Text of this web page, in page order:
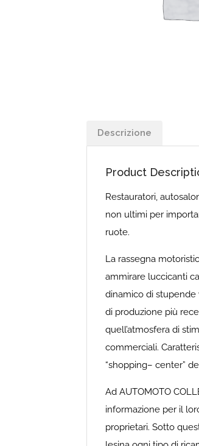
Descrizione
Product
Restauratori,
non ultimi per
ruote.
La rassegna
ammirare luccicanti
dinamico di stupende
di produzione più
quell’atmosfera di
commerciali.
“shopping– center”
Ad AUTOMOTO
informazione per il
proprietari. Sotto